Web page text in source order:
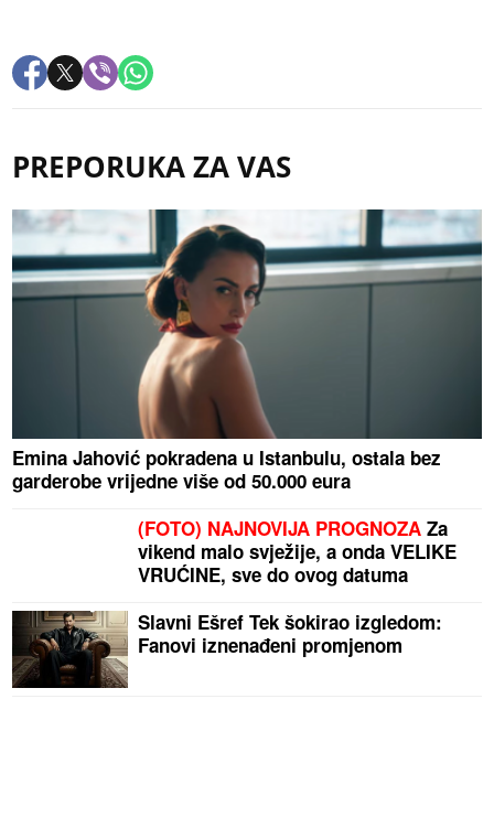
PREPORUKA ZA VAS
Emina Jahović pokradena u Istanbulu, ostala bez
garderobe vrijedne više od 50.000 eura
(FOTO) NAJNOVIJA PROGNOZA Za
vikend malo svježije, a onda VELIKE
VRUĆINE, sve do ovog datuma
Slavni Ešref Tek šokirao izgledom:
Fanovi iznenađeni promjenom